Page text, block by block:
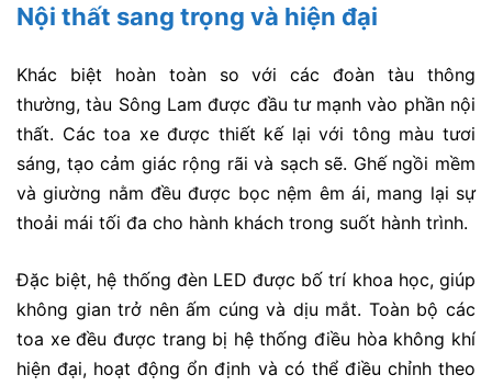
Nội thất sang trọng và hiện đại
Khác biệt hoàn toàn so với các đoàn tàu thông
thường, tàu Sông Lam được đầu tư mạnh vào phần nội
thất. Các toa xe được thiết kế lại với tông màu tươi
sáng, tạo cảm giác rộng rãi và sạch sẽ. Ghế ngồi mềm
và giường nằm đều được bọc nệm êm ái, mang lại sự
thoải mái tối đa cho hành khách trong suốt hành trình.
Đặc biệt, hệ thống đèn LED được bố trí khoa học, giúp
không gian trở nên ấm cúng và dịu mắt. Toàn bộ các
toa xe đều được trang bị hệ thống điều hòa không khí
hiện đại, hoạt động ổn định và có thể điều chỉnh theo